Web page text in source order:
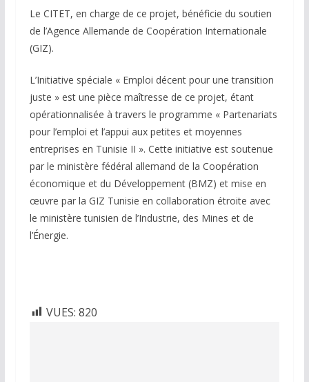
Le CITET, en charge de ce projet, bénéficie du soutien
de l’Agence Allemande de Coopération Internationale
(GIZ).
L’Initiative spéciale « Emploi décent pour une transition
juste » est une pièce maîtresse de ce projet, étant
opérationnalisée à travers le programme « Partenariats
pour l’emploi et l’appui aux petites et moyennes
entreprises en Tunisie II ». Cette initiative est soutenue
par le ministère fédéral allemand de la Coopération
économique et du Développement (BMZ) et mise en
œuvre par la GIZ Tunisie en collaboration étroite avec
le ministère tunisien de l’Industrie, des Mines et de
l’Énergie.
VUES: 820